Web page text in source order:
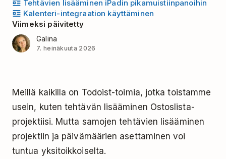
Tehtävien lisääminen iPadin pikamuistiinpanoihin
Kalenteri-integraation käyttäminen
Viimeksi päivitetty
Galina
7. heinäkuuta 2026
Meillä kaikilla on Todoist-toimia, jotka toistamme
usein, kuten tehtävän lisääminen Ostoslista-
projektiisi. Mutta samojen tehtävien lisääminen
projektiin ja päivämäärien asettaminen voi
tuntua yksitoikkoiselta.